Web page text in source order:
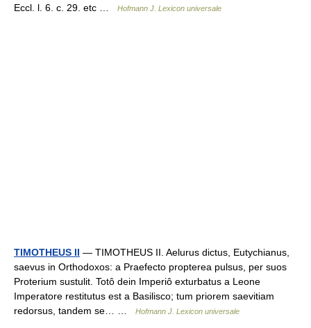
Eccl. l. 6. c. 29. etc …
Hofmann J. Lexicon universale
TIMOTHEUS II — TIMOTHEUS II. Aelurus dictus, Eutychianus,
saevus in Orthodoxos: a Praefecto propterea pulsus, per suos
Proterium sustulit. Totô dein Imperiô exturbatus a Leone
Imperatore restitutus est a Basilisco; tum priorem saevitiam
redorsus, tandem se… …
Hofmann J. Lexicon universale